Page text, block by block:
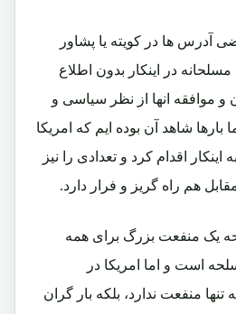
آدرس ها در کویته یا پشاور
مسلحانه در اینکار بدون اطلاع
و موافقه انها از نظر سیاسی و
شاهد آن بوده ایم که امریکا
اقدام کرد و تعدادی را نیز
هم راه گریز و فرار دارد.
یک منفعت بزرگ برای همه
است و اما امریکا در
تنها منفعت ندارد، بلکه بار گران